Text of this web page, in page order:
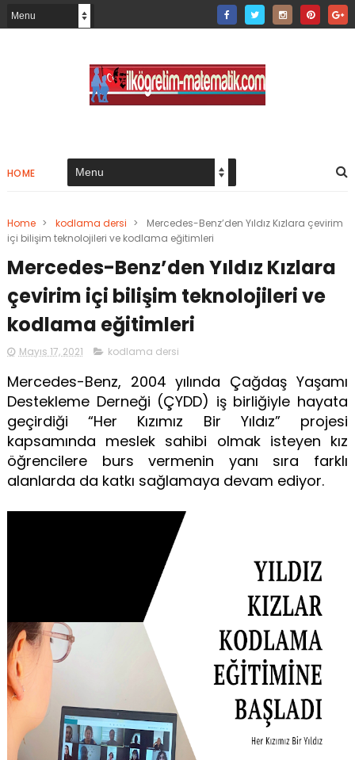
HOME
Home > kodlama dersi >
Mercedes-Benz’den Yıldız Kızlara çevirim
içi bilişim teknolojileri ve kodlama eğitimleri
Mercedes-Benz’den Yıldız Kızlara
çevirim içi bilişim teknolojileri ve
kodlama eğitimleri
Mayıs 17, 2021 kodlama dersi
Mercedes-Benz, 2004 yılında Çağdaş Yaşamı
Destekleme Derneği (ÇYDD) iş birliğiyle hayata
geçirdiği “Her Kızımız Bir Yıldız” projesi
kapsamında meslek sahibi olmak isteyen kız
öğrencilere burs vermenin yanı sıra farklı
alanlarda da katkı sağlamaya devam ediyor.